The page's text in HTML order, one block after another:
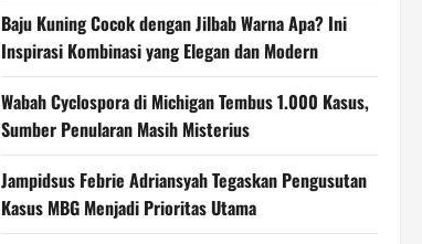
Baju Kuning Cocok dengan Jilbab Warna Apa? Ini
Inspirasi Kombinasi yang Elegan dan Modern
Wabah Cyclospora di Michigan Tembus 1.000 Kasus,
Sumber Penularan Masih Misterius
Jampidsus Febrie Adriansyah Tegaskan Pengusutan
Kasus MBG Menjadi Prioritas Utama